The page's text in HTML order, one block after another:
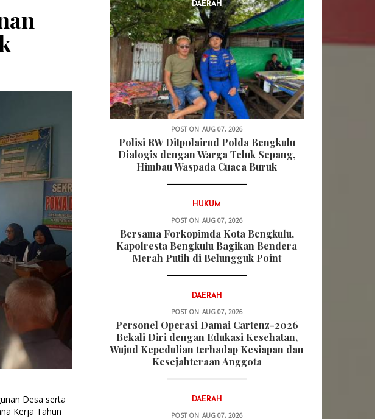
Desa serta
Kerja Tahun
DAERAH
POST ON AUG 07, 2026
Polisi RW Ditpolairud Polda Bengkulu
Dialogis dengan Warga Teluk Sepang,
Himbau Waspada Cuaca Buruk
HUKUM
POST ON AUG 07, 2026
Bersama Forkopimda Kota Bengkulu,
Kapolresta Bengkulu Bagikan Bendera
Merah Putih di Belungguk Point
DAERAH
POST ON AUG 07, 2026
Personel Operasi Damai Cartenz-2026
Bekali Diri dengan Edukasi Kesehatan,
Wujud Kepedulian terhadap Kesiapan dan
Kesejahteraan Anggota
DAERAH
POST ON AUG 07, 2026